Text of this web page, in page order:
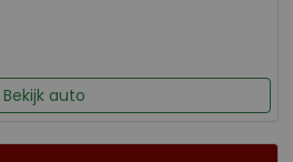
Bekijk auto